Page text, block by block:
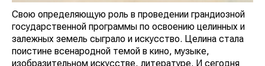
Свою определяющую роль в проведении грандиозной
государственной программы по освоению целинных и
залежных земель сыграло и искусство. Целина стала
поистине всенародной темой в кино, музыке,
изобразительном искусстве, литературе. И сегодня